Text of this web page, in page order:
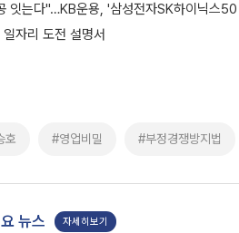
잇는다"…KB운용, '삼성전자SK하이닉스50
일자리 도전 설명서
호 #영업비밀 #부정경쟁방지법
뉴스 자세히보기